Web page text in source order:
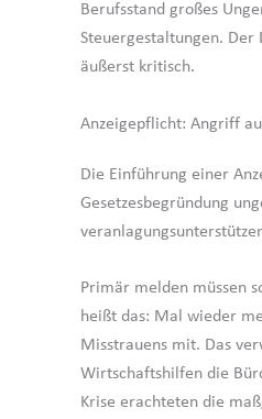
Berufsstand großes
Steuergestaltungen. Der
äußerst kritisch.
Anzeigepflicht: Angriff
Die Einführung einer
Gesetzesbegründung
Primär melden müssen
heißt das: Mal wieder
Misstrauens mit. Das
Wirtschaftshilfen die
Krise erachteten die